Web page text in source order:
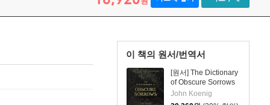
이 책의 원서/번역서
[원서] The Dictionary
of Obscure Sorrows
John Koenig